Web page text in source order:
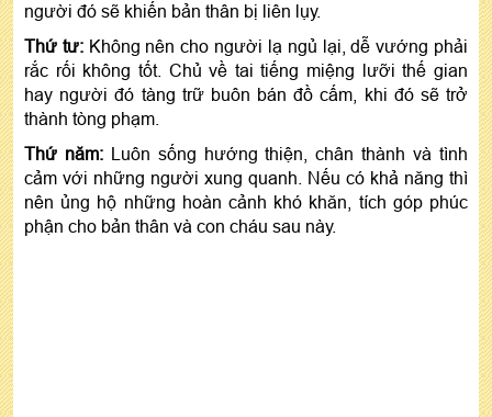
người đó sẽ khiến bản thân bị liên lụy.
Thứ tư: Không nên cho người lạ ngủ lại, dễ vướng phải
rắc rối không tốt. Chủ về tai tiếng miệng lưỡi thế gian
hay người đó tàng trữ buôn bán đồ cấm, khi đó sẽ trở
thành tòng phạm.
Thứ năm:Luôn sống hướng thiện, chân thành và tình
cảm với những người xung quanh. Nếu có khả năng thì
nên ủng hộ những hoàn cảnh khó khăn, tích góp phúc
phận cho bản thân và con cháu sau này.